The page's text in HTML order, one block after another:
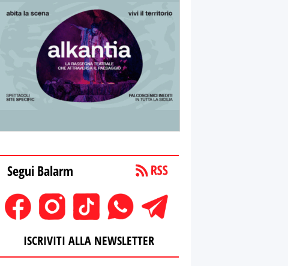
Segui Balarm
ISCRIVITI ALLA NEWSLETTER